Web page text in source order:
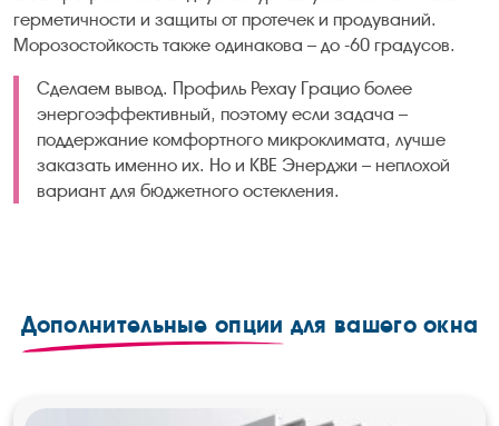
герметичности и защиты от протечек и продуваний.
Морозостойкость также одинакова – до -60 градусов.
Сделаем вывод. Профиль Рехау Грацио более
энергоэффективный, поэтому если задача –
поддержание комфортного микроклимата, лучше
заказать именно их. Но и КВЕ Энерджи – неплохой
вариант для бюджетного остекления.
Дополнительные опции для вашего окна